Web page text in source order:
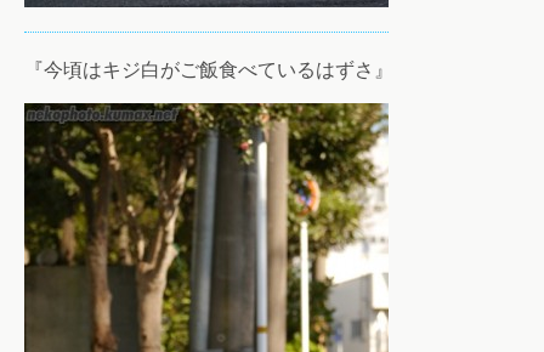
『今頃はキジ白がご飯食べているはずさ』